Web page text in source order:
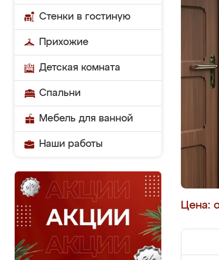
Стенки в гостиную
Прихожие
Детская комната
Спальни
Мебель для ванной
Наши работы
Цена: